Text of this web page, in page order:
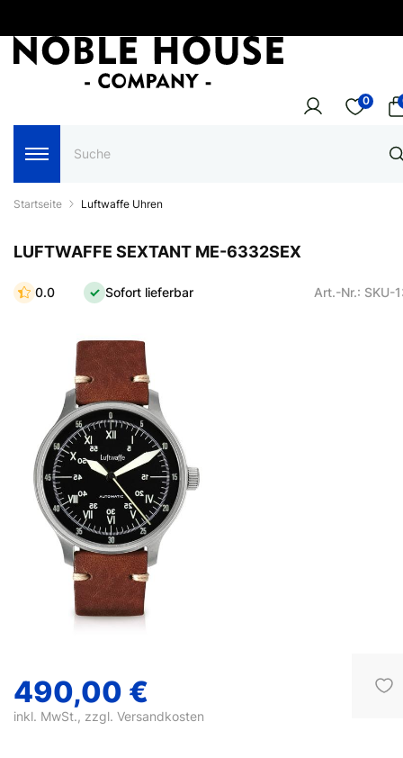
0
Startseite Luftwaffe Uhren
LUFTWAFFE SEXTANT ME-6332SEX
0.0 Sofort lieferbar Art.-Nr.: SKU-
490,00 €
inkl. MwSt., zzgl. Versandkosten